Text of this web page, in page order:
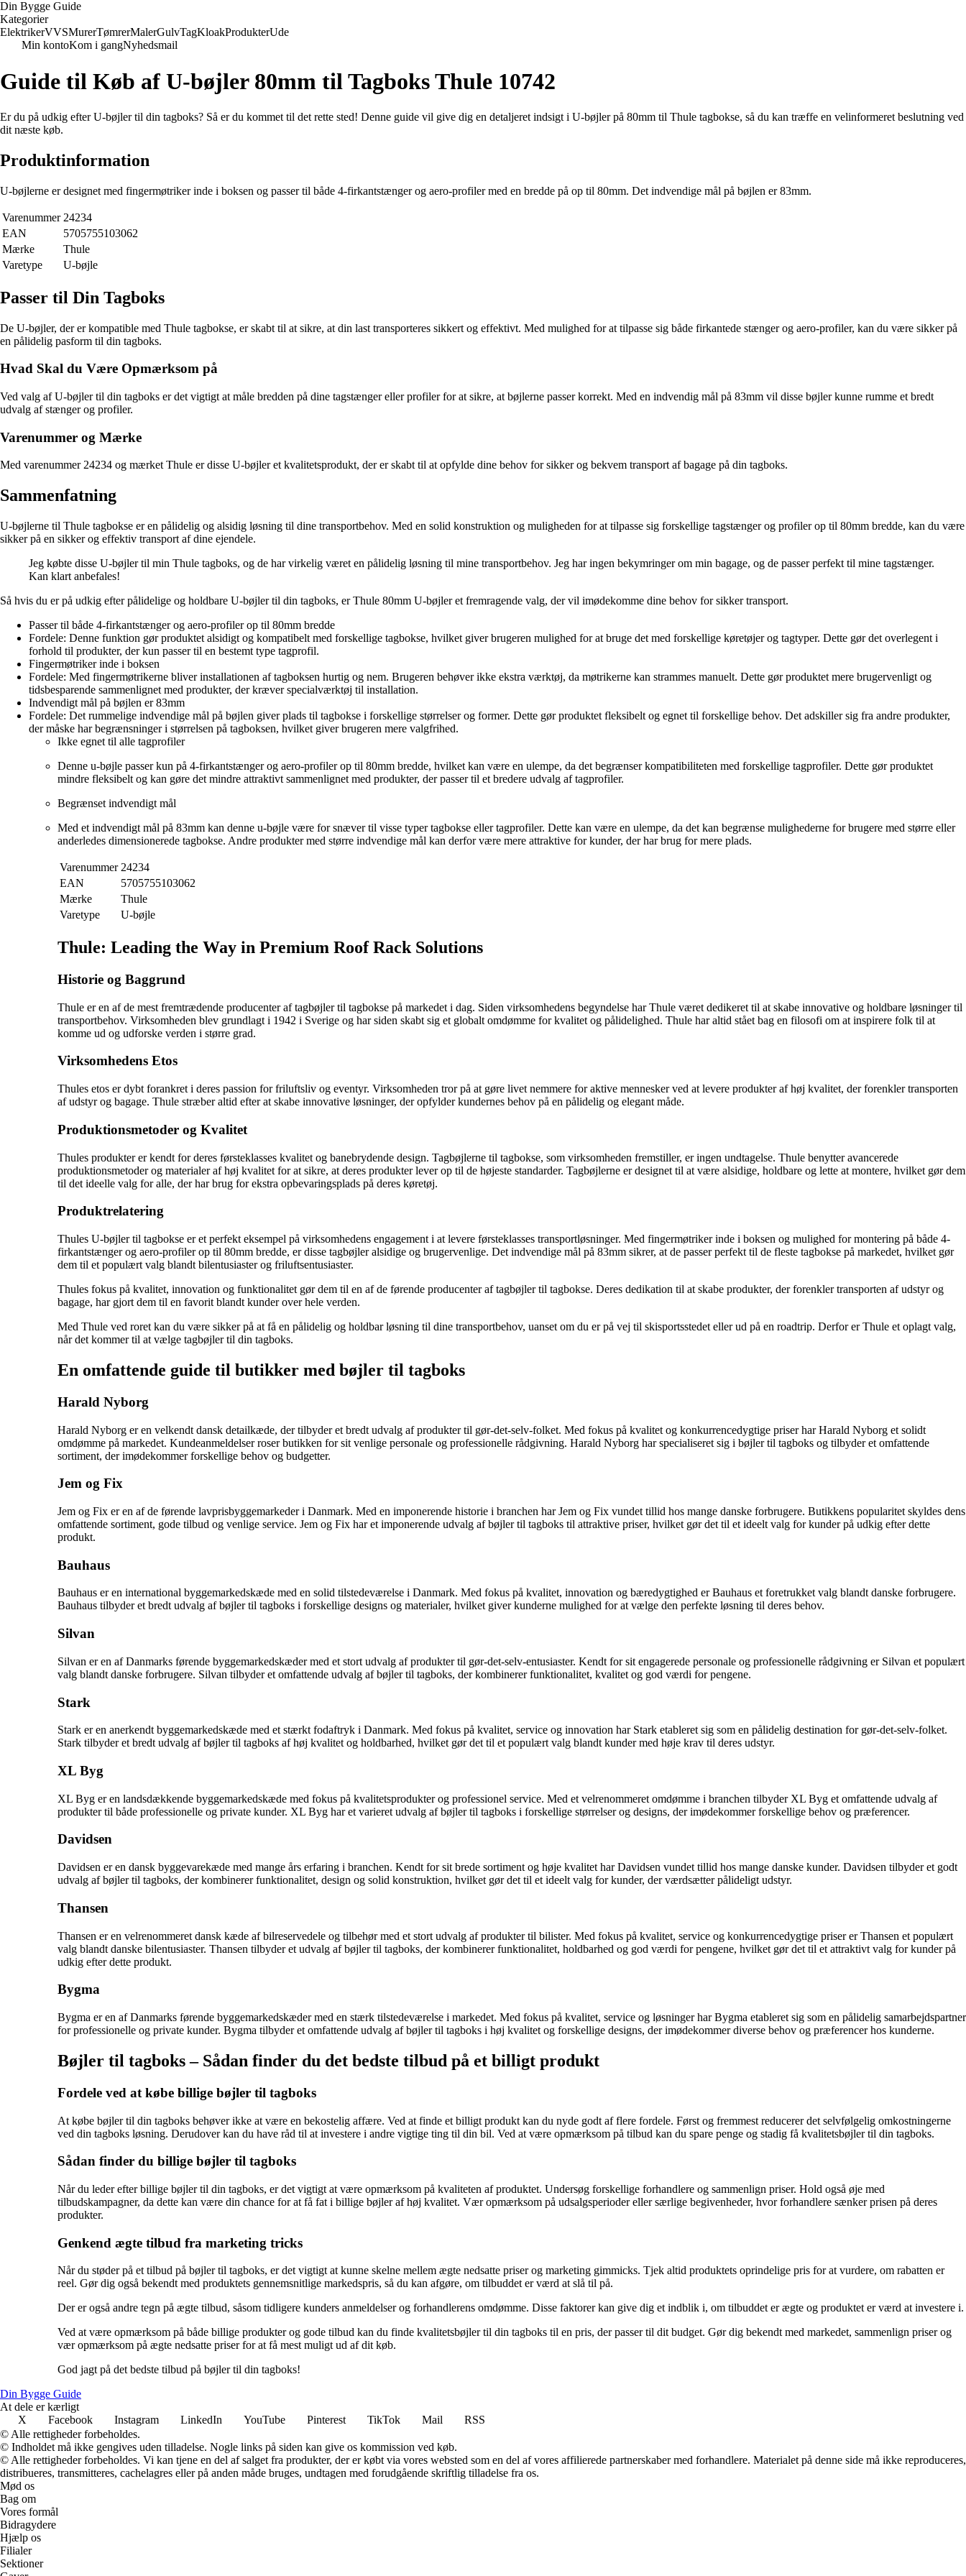
Din Bygge Guide
Kategorier
ElektrikerVVSMurerTømrerMalerGulvTagKloakProdukterUde
Min kontoKom i gangNyhedsmail
Guide til Køb af U-bøjler 80mm til Tagboks Thule 10742
Er du på udkig efter U-bøjler til din tagboks? Så er du kommet til det rette sted! Denne guide vil give dig en detaljeret indsigt i U-bøjler på 80mm til Thule tagbokse, så du kan træffe en velinformeret beslutning ved
dit næste køb.
Produktinformation
U-bøjlerne er designet med fingermøtriker inde i boksen og passer til både 4-firkantstænger og aero-profiler med en bredde på op til 80mm. Det indvendige mål på bøjlen er 83mm.
Varenummer 24234
EAN
5705755103062
Mærke
Thule
Varetype
U-bøjle
Passer til Din Tagboks
De U-bøjler, der er kompatible med Thule tagbokse, er skabt til at sikre, at din last transporteres sikkert og effektivt. Med mulighed for at tilpasse sig både firkantede stænger og aero-profiler, kan du være sikker på
en pålidelig pasform til din tagboks.
Hvad Skal du Være Opmærksom på
Ved valg af U-bøjler til din tagboks er det vigtigt at måle bredden på dine tagstænger eller profiler for at sikre, at bøjlerne passer korrekt. Med en indvendig mål på 83mm vil disse bøjler kunne rumme et bredt
udvalg af stænger og profiler.
Varenummer og Mærke
Med varenummer 24234 og mærket Thule er disse U-bøjler et kvalitetsprodukt, der er skabt til at opfylde dine behov for sikker og bekvem transport af bagage på din tagboks.
Sammenfatning
U-bøjlerne til Thule tagbokse er en pålidelig og alsidig løsning til dine transportbehov. Med en solid konstruktion og muligheden for at tilpasse sig forskellige tagstænger og profiler op til 80mm bredde, kan du være
sikker på en sikker og effektiv transport af dine ejendele.
Jeg købte disse U-bøjler til min Thule tagboks, og de har virkelig været en pålidelig løsning til mine transportbehov. Jeg har ingen bekymringer om min bagage, og de passer perfekt til mine tagstænger.
Kan klart anbefales!
Så hvis du er på udkig efter pålidelige og holdbare U-bøjler til din tagboks, er Thule 80mm U-bøjler et fremragende valg, der vil imødekomme dine behov for sikker transport.
Passer til både 4-firkantstænger og aero-profiler op til 80mm bredde
Fordele: Denne funktion gør produktet alsidigt og kompatibelt med forskellige tagbokse, hvilket giver brugeren mulighed for at bruge det med forskellige køretøjer og tagtyper. Dette gør det overlegent i
forhold til produkter, der kun passer til en bestemt type tagprofil.
Fingermøtriker inde i boksen
Fordele: Med fingermøtrikerne bliver installationen af tagboksen hurtig og nem. Brugeren behøver ikke ekstra værktøj, da møtrikerne kan strammes manuelt. Dette gør produktet mere brugervenligt og
tidsbesparende sammenlignet med produkter, der kræver specialværktøj til installation.
Indvendigt mål på bøjlen er 83mm
Fordele: Det rummelige indvendige mål på bøjlen giver plads til tagbokse i forskellige størrelser og former. Dette gør produktet fleksibelt og egnet til forskellige behov. Det adskiller sig fra andre produkter,
der måske har begrænsninger i størrelsen på tagboksen, hvilket giver brugeren mere valgfrihed.
Ikke egnet til alle tagprofiler
Denne u-bøjle passer kun på 4-firkantstænger og aero-profiler op til 80mm bredde, hvilket kan være en ulempe, da det begrænser kompatibiliteten med forskellige tagprofiler. Dette gør produktet
mindre fleksibelt og kan gøre det mindre attraktivt sammenlignet med produkter, der passer til et bredere udvalg af tagprofiler.
Begrænset indvendigt mål
Med et indvendigt mål på 83mm kan denne u-bøjle være for snæver til visse typer tagbokse eller tagprofiler. Dette kan være en ulempe, da det kan begrænse mulighederne for brugere med større eller
anderledes dimensionerede tagbokse. Andre produkter med større indvendige mål kan derfor være mere attraktive for kunder, der har brug for mere plads.
Varenummer 24234
EAN
5705755103062
Mærke
Thule
Varetype
U-bøjle
Thule: Leading the Way in Premium Roof Rack Solutions
Historie og Baggrund
Thule er en af de mest fremtrædende producenter af tagbøjler til tagbokse på markedet i dag. Siden virksomhedens begyndelse har Thule været dedikeret til at skabe innovative og holdbare løsninger til
transportbehov. Virksomheden blev grundlagt i 1942 i Sverige og har siden skabt sig et globalt omdømme for kvalitet og pålidelighed. Thule har altid stået bag en filosofi om at inspirere folk til at
komme ud og udforske verden i større grad.
Virksomhedens Etos
Thules etos er dybt forankret i deres passion for friluftsliv og eventyr. Virksomheden tror på at gøre livet nemmere for aktive mennesker ved at levere produkter af høj kvalitet, der forenkler transporten
af udstyr og bagage. Thule stræber altid efter at skabe innovative løsninger, der opfylder kundernes behov på en pålidelig og elegant måde.
Produktionsmetoder og Kvalitet
Thules produkter er kendt for deres førsteklasses kvalitet og banebrydende design. Tagbøjlerne til tagbokse, som virksomheden fremstiller, er ingen undtagelse. Thule benytter avancerede
produktionsmetoder og materialer af høj kvalitet for at sikre, at deres produkter lever op til de højeste standarder. Tagbøjlerne er designet til at være alsidige, holdbare og lette at montere, hvilket gør dem
til det ideelle valg for alle, der har brug for ekstra opbevaringsplads på deres køretøj.
Produktrelatering
Thules U-bøjler til tagbokse er et perfekt eksempel på virksomhedens engagement i at levere førsteklasses transportløsninger. Med fingermøtriker inde i boksen og mulighed for montering på både 4-
firkantstænger og aero-profiler op til 80mm bredde, er disse tagbøjler alsidige og brugervenlige. Det indvendige mål på 83mm sikrer, at de passer perfekt til de fleste tagbokse på markedet, hvilket gør
dem til et populært valg blandt bilentusiaster og friluftsentusiaster.
Thules fokus på kvalitet, innovation og funktionalitet gør dem til en af de førende producenter af tagbøjler til tagbokse. Deres dedikation til at skabe produkter, der forenkler transporten af udstyr og
bagage, har gjort dem til en favorit blandt kunder over hele verden.
Med Thule ved roret kan du være sikker på at få en pålidelig og holdbar løsning til dine transportbehov, uanset om du er på vej til skisportsstedet eller ud på en roadtrip. Derfor er Thule et oplagt valg,
når det kommer til at vælge tagbøjler til din tagboks.
En omfattende guide til butikker med bøjler til tagboks
Harald Nyborg
Harald Nyborg er en velkendt dansk detailkæde, der tilbyder et bredt udvalg af produkter til gør-det-selv-folket. Med fokus på kvalitet og konkurrencedygtige priser har Harald Nyborg et solidt
omdømme på markedet. Kundeanmeldelser roser butikken for sit venlige personale og professionelle rådgivning. Harald Nyborg har specialiseret sig i bøjler til tagboks og tilbyder et omfattende
sortiment, der imødekommer forskellige behov og budgetter.
Jem og Fix
Jem og Fix er en af de førende lavprisbyggemarkeder i Danmark. Med en imponerende historie i branchen har Jem og Fix vundet tillid hos mange danske forbrugere. Butikkens popularitet skyldes dens
omfattende sortiment, gode tilbud og venlige service. Jem og Fix har et imponerende udvalg af bøjler til tagboks til attraktive priser, hvilket gør det til et ideelt valg for kunder på udkig efter dette
produkt.
Bauhaus
Bauhaus er en international byggemarkedskæde med en solid tilstedeværelse i Danmark. Med fokus på kvalitet, innovation og bæredygtighed er Bauhaus et foretrukket valg blandt danske forbrugere.
Bauhaus tilbyder et bredt udvalg af bøjler til tagboks i forskellige designs og materialer, hvilket giver kunderne mulighed for at vælge den perfekte løsning til deres behov.
Silvan
Silvan er en af Danmarks førende byggemarkedskæder med et stort udvalg af produkter til gør-det-selv-entusiaster. Kendt for sit engagerede personale og professionelle rådgivning er Silvan et populært
valg blandt danske forbrugere. Silvan tilbyder et omfattende udvalg af bøjler til tagboks, der kombinerer funktionalitet, kvalitet og god værdi for pengene.
Stark
Stark er en anerkendt byggemarkedskæde med et stærkt fodaftryk i Danmark. Med fokus på kvalitet, service og innovation har Stark etableret sig som en pålidelig destination for gør-det-selv-folket.
Stark tilbyder et bredt udvalg af bøjler til tagboks af høj kvalitet og holdbarhed, hvilket gør det til et populært valg blandt kunder med høje krav til deres udstyr.
XL Byg
XL Byg er en landsdækkende byggemarkedskæde med fokus på kvalitetsprodukter og professionel service. Med et velrenommeret omdømme i branchen tilbyder XL Byg et omfattende udvalg af
produkter til både professionelle og private kunder. XL Byg har et varieret udvalg af bøjler til tagboks i forskellige størrelser og designs, der imødekommer forskellige behov og præferencer.
Davidsen
Davidsen er en dansk byggevarekæde med mange års erfaring i branchen. Kendt for sit brede sortiment og høje kvalitet har Davidsen vundet tillid hos mange danske kunder. Davidsen tilbyder et godt
udvalg af bøjler til tagboks, der kombinerer funktionalitet, design og solid konstruktion, hvilket gør det til et ideelt valg for kunder, der værdsætter pålideligt udstyr.
Thansen
Thansen er en velrenommeret dansk kæde af bilreservedele og tilbehør med et stort udvalg af produkter til bilister. Med fokus på kvalitet, service og konkurrencedygtige priser er Thansen et populært
valg blandt danske bilentusiaster. Thansen tilbyder et udvalg af bøjler til tagboks, der kombinerer funktionalitet, holdbarhed og god værdi for pengene, hvilket gør det til et attraktivt valg for kunder på
udkig efter dette produkt.
Bygma
Bygma er en af Danmarks førende byggemarkedskæder med en stærk tilstedeværelse i markedet. Med fokus på kvalitet, service og løsninger har Bygma etableret sig som en pålidelig samarbejdspartner
for professionelle og private kunder. Bygma tilbyder et omfattende udvalg af bøjler til tagboks i høj kvalitet og forskellige designs, der imødekommer diverse behov og præferencer hos kunderne.
Bøjler til tagboks – Sådan finder du det bedste tilbud på et billigt produkt
Fordele ved at købe billige bøjler til tagboks
At købe bøjler til din tagboks behøver ikke at være en bekostelig affære. Ved at finde et billigt produkt kan du nyde godt af flere fordele. Først og fremmest reducerer det selvfølgelig omkostningerne
ved din tagboks løsning. Derudover kan du have råd til at investere i andre vigtige ting til din bil. Ved at være opmærksom på tilbud kan du spare penge og stadig få kvalitetsbøjler til din tagboks.
Sådan finder du billige bøjler til tagboks
Når du leder efter billige bøjler til din tagboks, er det vigtigt at være opmærksom på kvaliteten af produktet. Undersøg forskellige forhandlere og sammenlign priser. Hold også øje med
tilbudskampagner, da dette kan være din chance for at få fat i billige bøjler af høj kvalitet. Vær opmærksom på udsalgsperioder eller særlige begivenheder, hvor forhandlere sænker prisen på deres
produkter.
Genkend ægte tilbud fra marketing tricks
Når du støder på et tilbud på bøjler til tagboks, er det vigtigt at kunne skelne mellem ægte nedsatte priser og marketing gimmicks. Tjek altid produktets oprindelige pris for at vurdere, om rabatten er
reel. Gør dig også bekendt med produktets gennemsnitlige markedspris, så du kan afgøre, om tilbuddet er værd at slå til på.
Der er også andre tegn på ægte tilbud, såsom tidligere kunders anmeldelser og forhandlerens omdømme. Disse faktorer kan give dig et indblik i, om tilbuddet er ægte og produktet er værd at investere i.
Ved at være opmærksom på både billige produkter og gode tilbud kan du finde kvalitetsbøjler til din tagboks til en pris, der passer til dit budget. Gør dig bekendt med markedet, sammenlign priser og
vær opmærksom på ægte nedsatte priser for at få mest muligt ud af dit køb.
God jagt på det bedste tilbud på bøjler til din tagboks!
Din Bygge Guide
At dele er kærligt
X
Facebook Instagram LinkedIn YouTube Pinterest TikTok Mail
RSS
© Alle rettigheder forbeholdes.
© Indholdet må ikke gengives uden tilladelse. Nogle links på siden kan give os kommission ved køb.
© Alle rettigheder forbeholdes. Vi kan tjene en del af salget fra produkter, der er købt via vores websted som en del af vores affilierede partnerskaber med forhandlere. Materialet på denne side må ikke reproduceres,
distribueres, transmitteres, cachelagres eller på anden måde bruges, undtagen med forudgående skriftlig tilladelse fra os.
Mød os
Bag om
Vores formål
Bidragydere
Hjælp os
Filialer
Sektioner